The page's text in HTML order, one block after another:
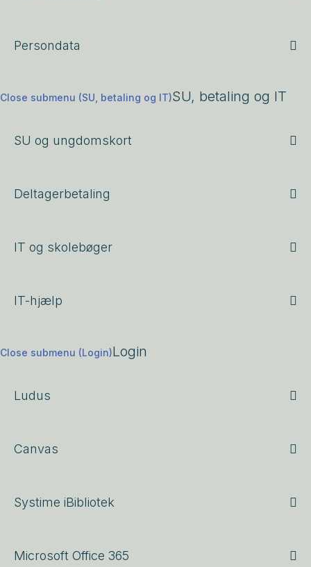
Persondata
Close submenu (SU, betaling og IT)SU, betaling og IT
SU og ungdomskort
Deltagerbetaling
IT og skolebøger
IT-hjælp
Close submenu (Login)Login
Ludus
Canvas
Systime iBibliotek
Microsoft Office 365